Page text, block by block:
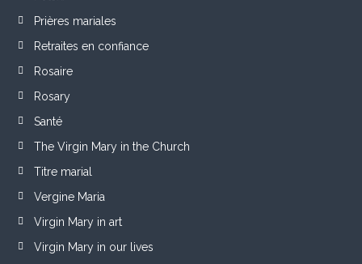
Prières mariales
Retraites en confiance
Rosaire
Rosary
Santé
The Virgin Mary in the Church
Titre marial
Vergine Maria
Virgin Mary in art
Virgin Mary in our lives